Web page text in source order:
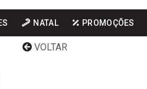
NATAL PROMOÇÕES
VOLTAR